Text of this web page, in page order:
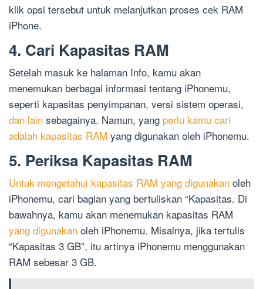
klik opsi tersebut untuk melanjutkan proses cek RAM
iPhone.
4. Cari Kapasitas RAM
Setelah masuk ke halaman Info, kamu akan
menemukan berbagai informasi tentang iPhonemu,
seperti kapasitas penyimpanan, versi sistem operasi,
dan lain sebagainya. Namun, yang perlu kamu cari
adalah kapasitas RAM yang digunakan oleh iPhonemu.
5. Periksa Kapasitas RAM
Untuk mengetahui kapasitas RAM yang digunakan oleh
iPhonemu, cari bagian yang bertuliskan “Kapasitas. Di
bawahnya, kamu akan menemukan kapasitas RAM
yang digunakan oleh iPhonemu. Misalnya, jika tertulis
“Kapasitas 3 GB”, itu artinya iPhonemu menggunakan
RAM sebesar 3 GB.